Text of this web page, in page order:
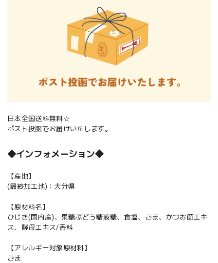
日本全国送料無料☆
ポスト投函でお届けいたします。
◆インフォメーション◆
【産地】
(最終加工地)：大分県
【原材料名】
ひじき(国内産)、果糖ぶどう糖液糖、食塩、ごま、かつお節エキ
ス、酵母エキス/香料
【アレルギー対象原材料】
ごま